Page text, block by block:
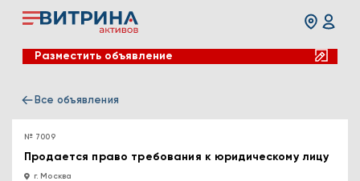
Разместить объявление
Все объявления
№ 7009
Продается право требования к юридическому лицу
г. Москва